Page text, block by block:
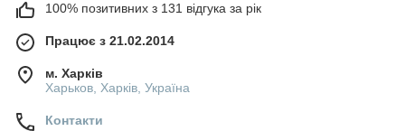
100% позитивних з 131 відгука за рік
Працює з 21.02.2014
м. Харків
Харьков, Харків, Україна
Контакти